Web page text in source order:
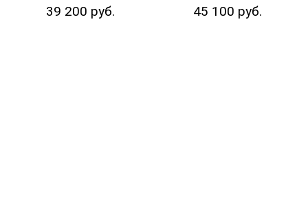
39 200 руб. 45 100 руб.